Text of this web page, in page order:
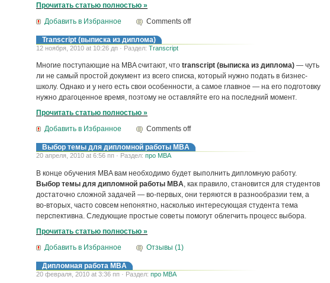
Прочитать статью полностью »
Добавить в Избранное
Comments off
Transcript (выписка из диплома)
12 ноября, 2010 at 10:26 дп · Раздел: Transcript
Многие поступающие на MBA считают, что transcript (выписка из диплома) — чуть
ли не самый простой документ из всего списка, который нужно подать в бизнес-
школу. Однако и у него есть свои особенности, а самое главное — на его подготовку
нужно драгоценное время, поэтому не оставляйте его на последний момент.
Прочитать статью полностью »
Добавить в Избранное
Comments off
Выбор темы для дипломной работы MBA
20 апреля, 2010 at 6:56 пп · Раздел: про MBA
В конце обучения MBA вам необходимо будет выполнить дипломную работу.
Выбор темы для дипломной работы MBA , как правило, становится для студентов
достаточно сложной задачей — во-первых, они теряются в разнообразии тем, а
во-вторых, часто совсем непонятно, насколько интересующая студента тема
перспективна. Следующие простые советы помогут облегчить процесс выбора.
Прочитать статью полностью »
Добавить в Избранное
Отзывы (1)
Дипломная работа MBA
20 февраля, 2010 at 3:36 пп · Раздел: про MBA